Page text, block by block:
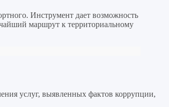
Инструмент дает возможность
маршрут к территориальному
услуг, выявленных фактов коррупции,